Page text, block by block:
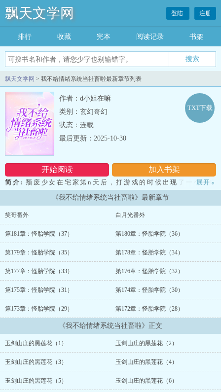
飘天文学网 登陆 注册
排行 收藏 完本 阅读记录 书架
飘天文学网 > 我不给情绪系统当社畜啦最新章节列表
作者：d小姐在嘛
类别：玄幻奇幻
状态：连载
开始阅读 加入书架
TXT下载
最后更新：2025-10-30
简介: 颓废少女在宅家第n天后，打游戏的时候出现了一个小广
告？ 然后就莫名其妙来到了系统的世界，分配给她的系统是代号
916的高级系统 而她将要穿梭到乱七八糟的小说世界或者系统随机
生成的世界里，完成系统随意抽取的任务。 情绪系统受害人岑小姐
影帝 更是熟练掌握了打丧尸养孩子的技能 b格满分，恋爱体验
max 所以， “请问是否进入情绪系统:P”...
展开 »
《我不给情绪系统当社畜啦》最新章节
笑哥番外 白月光番外
第181章：怪胎学院（37） 第180章：怪胎学院（36）
第179章：怪胎学院（35） 第178章：怪胎学院（34）
第177章：怪胎学院（33） 第176章：怪胎学院（32）
第175章：怪胎学院（31） 第174章：怪胎学院（30）
第173章：怪胎学院（29） 第172章：怪胎学院（28）
《我不给情绪系统当社畜啦》正文
玉剑山庄的黑莲花（1） 玉剑山庄的黑莲花（2）
玉剑山庄的黑莲花（3） 玉剑山庄的黑莲花（4）
玉剑山庄的黑莲花（5） 玉剑山庄的黑莲花（6）